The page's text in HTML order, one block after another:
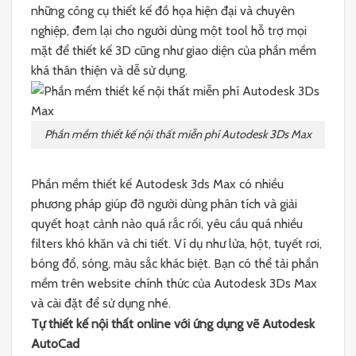
những công cụ thiết kế đồ họa hiện đại và chuyên
nghiệp, đem lại cho người dùng một tool hỗ trợ mọi
mặt để thiết kế 3D cũng như giao diện của phần mềm
khá thân thiện và dễ sử dụng.
Phần mềm thiết kế nội thất miễn phí Autodesk 3Ds Max
Phần mềm thiết kế Autodesk 3ds Max có nhiều
phương pháp giúp đỡ người dùng phân tích và giải
quyết hoạt cảnh nào quá rắc rối, yêu cầu quá nhiều
filters khó khăn và chi tiết. Ví dụ như lửa, hột, tuyết rơi,
bóng đổ, sóng, màu sắc khác biệt. Bạn có thể tải phần
mềm trên website chính thức của Autodesk 3Ds Max
và cài đặt để sử dụng nhé.
Tự thiết kế nội thất online với ứng dụng vẽ Autodesk
AutoCad